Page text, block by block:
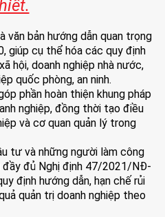
văn bản hướng dẫn quan trọng
giúp cụ thể hóa các quy định
hội, doanh nghiệp nhà nước,
quốc phòng, an ninh.
phần hoàn thiện khung pháp
nghiệp, đồng thời tạo điều
và cơ quan quản lý trong
tư và những người làm công
đầy đủ Nghị định 47/2021/NĐ-
định hướng dẫn, hạn chế rủi
quản trị doanh nghiệp theo